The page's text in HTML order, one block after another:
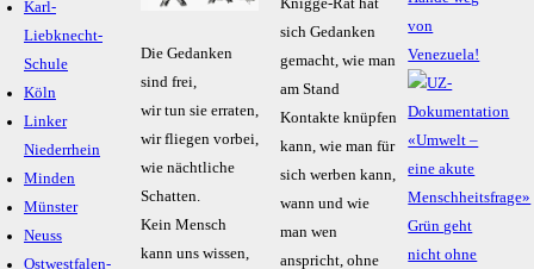
Karl-
Liebknecht-
Schule
Köln
Linker
Niederrhein
Minden
Münster
Neuss
Ostwestfalen-
Die Gedanken
sind frei,
wir tun sie erraten,
wir fliegen vorbei,
wie nächtliche
Schatten.
Kein Mensch
kann uns wissen,
Knigge-Rat hat
sich Gedanken
gemacht, wie man
am Stand
Kontakte knüpfen
kann, wie man für
sich werben kann,
wann und wie
man wen
anspricht, ohne
von
Venezuela!